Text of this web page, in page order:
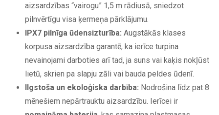
aizsardzības “vairogu” 1,5 m rādiusā, sniedzot
pilnvērtīgu visa ķermeņa pārklājumu.
IPX7 pilnīga ūdensizturība: Augstākās klases
korpusa aizsardzība garantē, ka ierīce turpina
nevainojami darboties arī tad, ja suns vai kaķis nokļūst
lietū, skrien pa slapju zāli vai bauda peldes ūdenī.
Ilgstoša un ekoloģiska darbība: Nodrošina līdz pat 8
mēnešiem nepārtrauktu aizsardzību. Ierīcei ir